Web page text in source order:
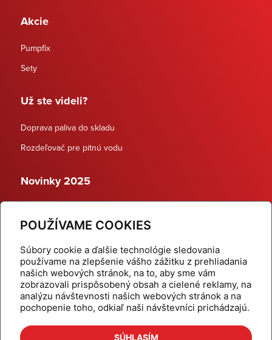
POUŽÍVAME COOKIES
Súbory cookie a ďalšie technológie sledovania
používame na zlepšenie vášho zážitku z prehliadania
našich webových stránok, na to, aby sme vám
zobrazovali prispôsobený obsah a cielené reklamy, na
analýzu návštevnosti našich webových stránok a na
pochopenie toho, odkiaľ naši návštevníci prichádzajú.
SÚHLASÍM
Akcie
Pumpfix
Sety
Už ste videli?
Doprava paliva do skladu
Rozdeľovač pre pitnú vodu
Novinky 2025
Dynamické termostatické ventily
Domov
Produkty
Aktuality
Odber šikovné tipy
Kalkulačky
Cenníky